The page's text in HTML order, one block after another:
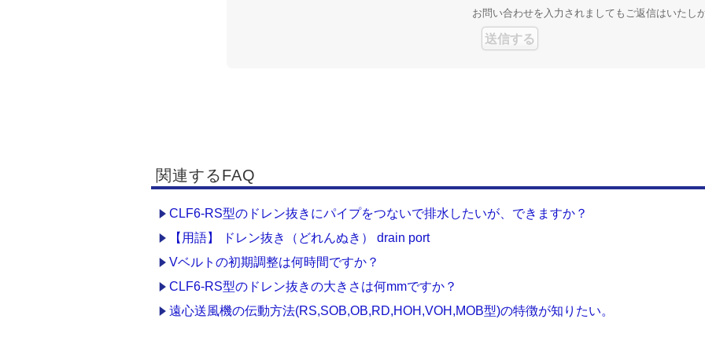
お問い合わせを入力されましてもご返信はいたし
関連するFAQ
CLF6-RS型のドレン抜きにパイプをつないで排水したいが、できますか？
【用語】 ドレン抜き（どれんぬき） drain port
Vベルトの初期調整は何時間ですか？
CLF6-RS型のドレン抜きの大きさは何mmですか？
遠心送風機の伝動方法(RS,SOB,OB,RD,HOH,VOH,MOB型)の特徴が知りたい。